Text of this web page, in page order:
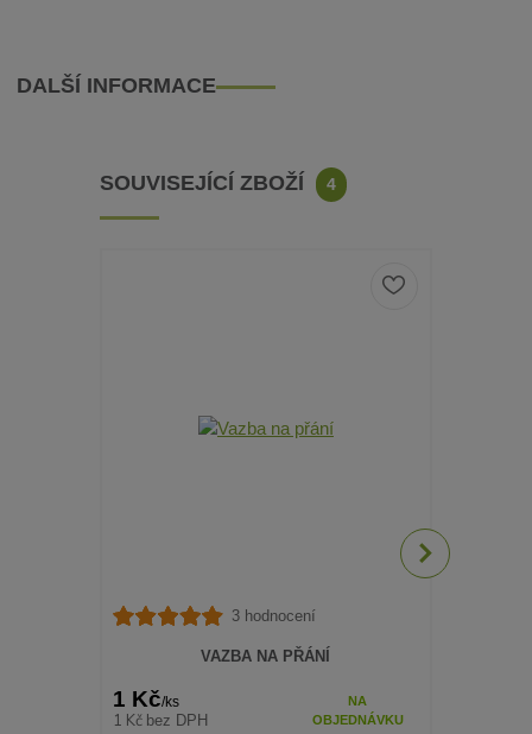
DALŠÍ INFORMACE
SOUVISEJÍCÍ ZBOŽÍ 4
3 hodnocení
VAZBA NA PŘÁNÍ
1 Kč/ks
1 Kč bez DPH
NA
OBJEDNÁVKU